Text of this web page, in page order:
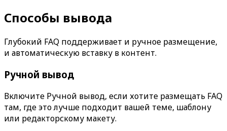
Способы вывода
Глубокий FAQ поддерживает и ручное размещение,
и автоматическую вставку в контент.
Ручной вывод
Включите Ручной вывод, если хотите размещать FAQ
там, где это лучше подходит вашей теме, шаблону
или редакторскому макету.